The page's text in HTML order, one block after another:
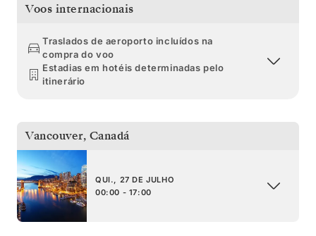
Voos internacionais
Traslados de aeroporto incluídos na
compra do voo
Estadias em hotéis determinadas pelo
itinerário
Vancouver, Canadá
QUI., 27 DE JULHO
00:00 - 17:00